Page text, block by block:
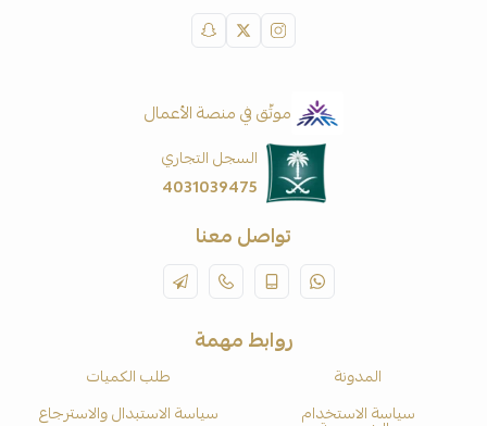
موثّق في منصة الأعمال
السجل التجاري
4031039475
تواصل معنا
روابط مهمة
المدونة
طلب الكميات
سياسة الاستخدام
سياسة الاستبدال والاسترجاع